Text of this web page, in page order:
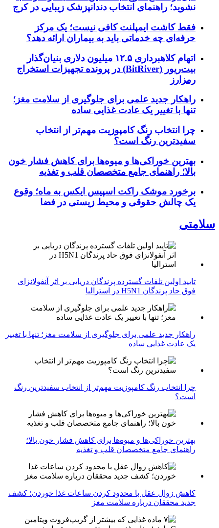
نشوید؛ راهنمای انتخاب دندانپزشک زیبایی در کرج
فقط کاشت ایمپلنت کافی نیست؛ یک مرکز
حرفه‌ای چه خدماتی باید به بیماران ارائه دهد؟
اتهام کلاهبرداری ۱۲.۵ میلیون دلاری بنیان‌گذار
بیت‌ریور (BitRiver) در پرونده تجهیزات استخراج
رمزارز
راهکار جدید علمی برای جلوگیری از سلامت مغز؛
تنها با تغییر یک عادت غذایی ساده
چرا انتخاب رنگ کامپوزیت مهم‌تر از انتخاب
سفیدترین رنگ است؟
بهترین خوراکی‌ها و میوه‌ها برای کاهش فشار خون
بالا؛ راهنمای جامع متخصصان قلب و تغذیه
برخورد موشک راکت اسپیس ایکس به ماه؛ وقوع
یک چالش حقوقی و محیط زیستی در فضا
سلامتی
تایید اولین تلفات گسترده پرندگان دریایی بر اثر آنفولانزای
فوق حاد پرندگان H5N1 در استرالیا
راهکار جدید علمی برای جلوگیری از سلامت مغز؛ تنها با تغییر
یک عادت غذایی ساده
چرا انتخاب رنگ کامپوزیت مهم‌تر از انتخاب سفیدترین رنگ
است؟
بهترین خوراکی‌ها و میوه‌ها برای کاهش فشار خون بالا؛
راهنمای جامع متخصصان قلب و تغذیه
کاهش زوال عقل با محدود کردن ساعات غذا خوردن؛ کشف
جدید محققان درباره سلامت مغز